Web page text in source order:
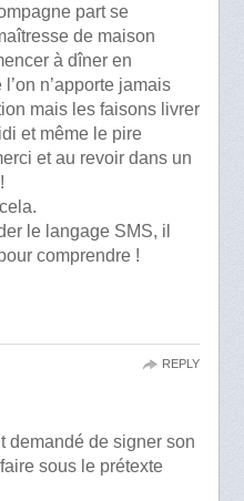
part se
de maison
à dîner en
n’apporte jamais
mais les faisons livrer
et même le pire
et au revoir dans un
le langage SMS, il
comprendre !
demandé de signer son
sous le prétexte
REPLY